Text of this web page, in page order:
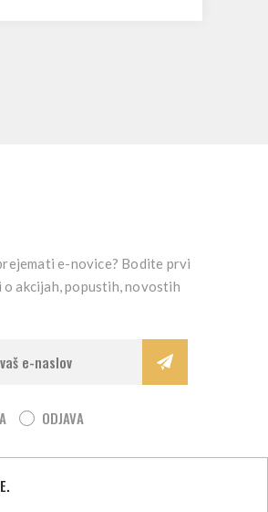
e-novice? Bodite prvi
o akcijah, popustih, novostih
ODJAVA